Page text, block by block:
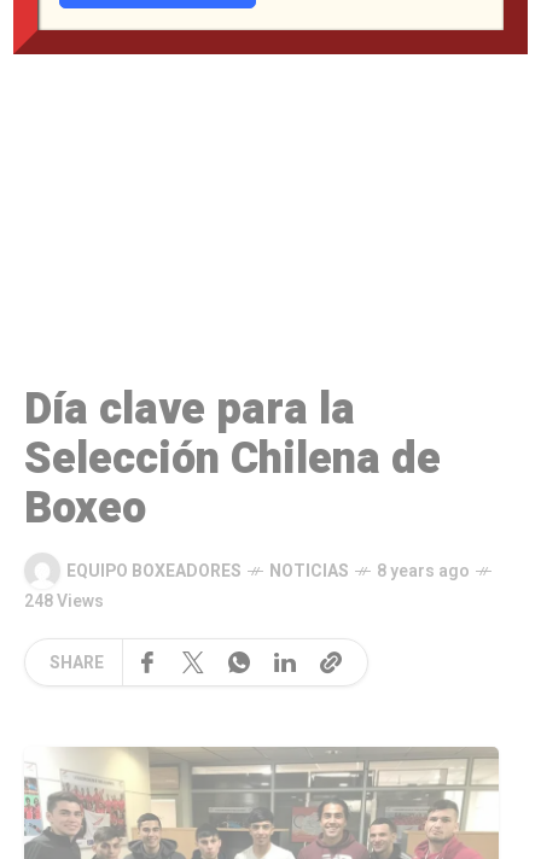
Día clave para la
Selección Chilena de
Boxeo
EQUIPO BOXEADORES NOTICIAS
8 years ago
248 Views
SHARE